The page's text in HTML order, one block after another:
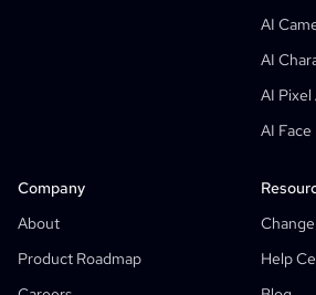
AI
AI
AI
AI
Company
About
Product Roadmap
Help
Camera Angle Control
AI Background Generator
AI Image Style Transfer
AI Pose Generator